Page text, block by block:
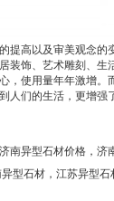
提高以及审美观念
装饰、艺术雕刻、
，使用量年年激增
人们的生活，更增强
南异型石材价格，
型石材 ， 江苏异型石